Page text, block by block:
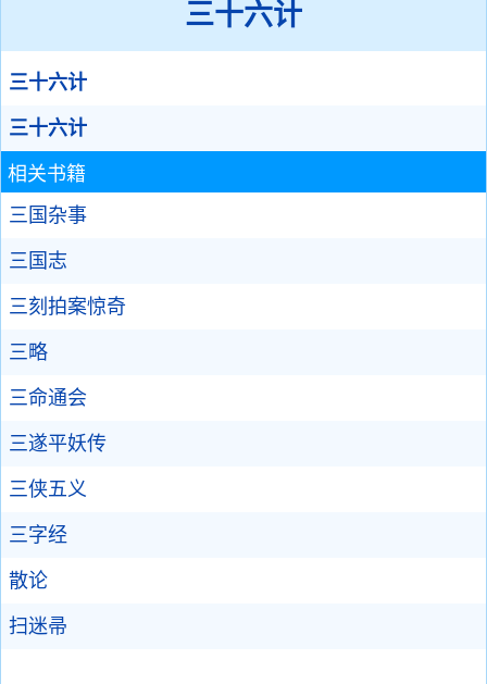
三十六计
三十六计
三十六计
相关书籍
三国杂事
三国志
三刻拍案惊奇
三略
三命通会
三遂平妖传
三侠五义
三字经
散论
扫迷帚